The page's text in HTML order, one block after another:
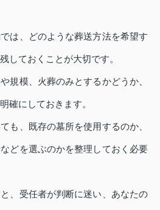
は、どのような葬送方法を希望す
しておくことが大切です。
規模、火葬のみとするかどうか、
確にしておきます。
も、既存の墓所を使用するのか、
どを選ぶのかを整理しておく必要
、受任者が判断に迷い、あなたの